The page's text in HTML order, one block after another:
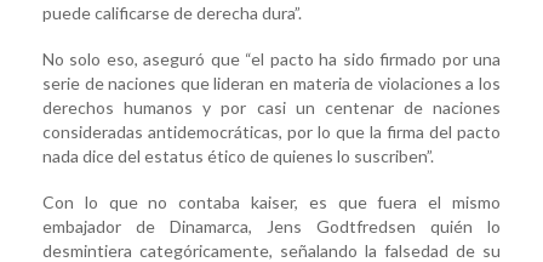
puede calificarse de derecha dura”.
No solo eso, aseguró que “el pacto ha sido firmado por una
serie de naciones que lideran en materia de violaciones a los
derechos humanos y por casi un centenar de naciones
consideradas antidemocráticas, por lo que la firma del pacto
nada dice del estatus ético de quienes lo suscriben”.
Con lo que no contaba kaiser, es que fuera el mismo
embajador de Dinamarca, Jens Godtfredsen quién lo
desmintiera categóricamente, señalando la falsedad de su